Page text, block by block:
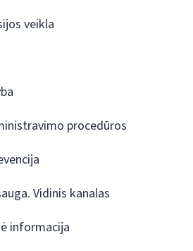
veikla
procedūros
Vidinis kanalas
informacija